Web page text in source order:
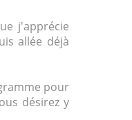
j'apprécie
allée déjà
pour
désirez y